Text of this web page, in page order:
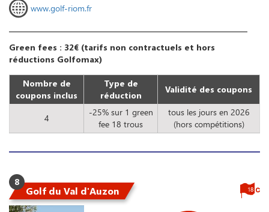
www.golf-riom.fr
Green fees : 32€ (tarifs non contractuels et hors
réductions Golfomax)
Nombre de
coupons inclus
Type de
réduction
Validité des coupons
4
-25% sur 1 green
fee 18 trous
tous les jours en 2026
(hors compétitions)
8
Golf du Val d'Auzon 18